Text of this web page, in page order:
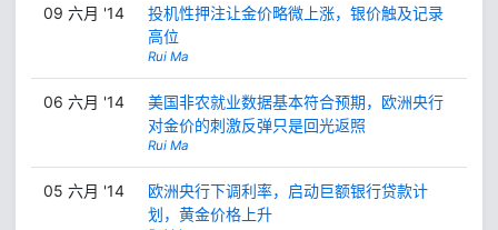
09 六月 '14
投机性押注让金价略微上涨，银价触及记录
高位
Rui Ma
06 六月 '14
美国非农就业数据基本符合预期，欧洲央行
对金价的刺激反弹只是回光返照
Rui Ma
05 六月 '14
欧洲央行下调利率，启动巨额银行贷款计
划，黄金价格上升